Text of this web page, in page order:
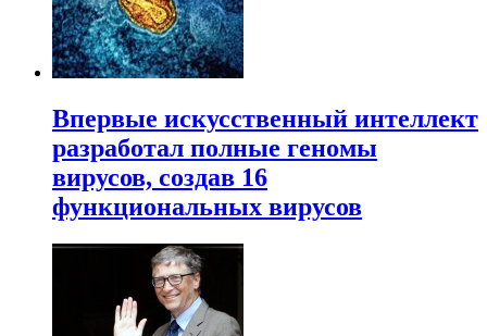
Впервые искусственный интеллект
разработал полные геномы
вирусов, создав 16
функциональных вирусов